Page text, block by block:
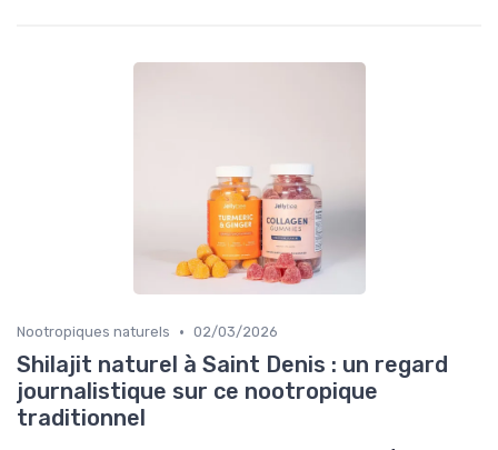
Nootropiques naturels • 02/03/2026
Shilajit naturel à Saint Denis : un regard
journalistique sur ce nootropique
traditionnel